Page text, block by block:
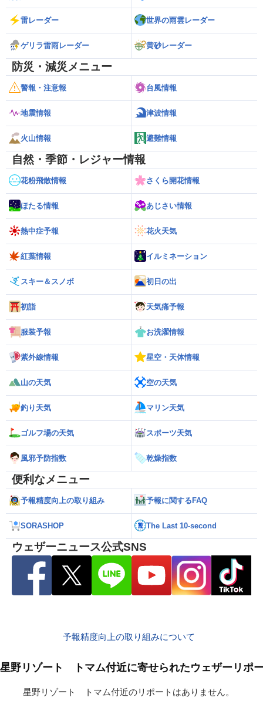
雷レーダー 世界の雨雲レーダー
ゲリラ雷雨レーダー 黄砂レーダー
防災・減災メニュー
警報・注意報 台風情報
地震情報 津波情報
火山情報 避難情報
自然・季節・レジャー情報
花粉飛散情報 さくら開花情報
ほたる情報 あじさい情報
熱中症予報 花火天気
紅葉情報 イルミネーション
スキー＆スノボ 初日の出
初詣 天気痛予報
服装予報 お洗濯情報
紫外線情報 星空・天体情報
山の天気 空の天気
釣り天気 マリン天気
ゴルフ場の天気 スポーツ天気
風邪予防指数 乾燥指数
便利なメニュー
予報精度向上の取り組み 予報に関するFAQ
SORASHOP The Last 10-second
ウェザーニュース公式SNS
予報精度向上の取り組みについて
星野リゾート トマム付近に寄せられたウェザーリポ
星野リゾート トマム付近のリポートはありません。